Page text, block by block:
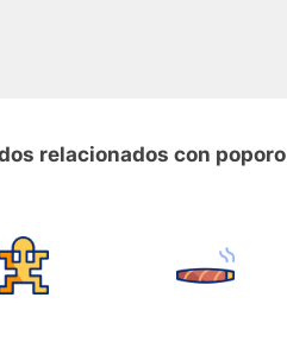
relacionados con poporo